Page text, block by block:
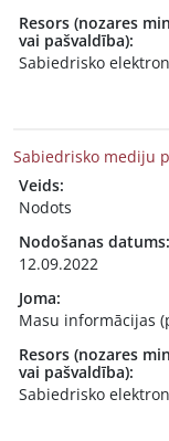
Resors (nozares
vai pašvaldība):
Sabiedrisko
Sabiedrisko mediju
Veids:
Nodots
Nodošanas datums:
12.09.2022
Joma:
Masu informācijas
Resors (nozares
vai pašvaldība):
Sabiedrisko